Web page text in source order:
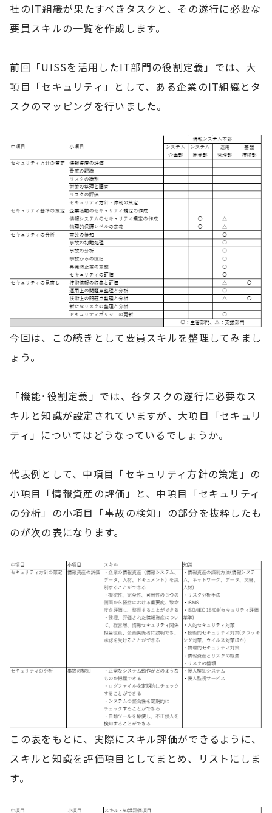
社のIT組織が果たすべきタスクと、その遂行に必要な
要員スキルの一覧を作成します。
前回「UISSを活用したIT部門の役割定義」では、大
項目「セキュリティ」として、ある企業のIT組織とタ
スクのマッピングを行いました。
今回は、この続きとして要員スキルを整理してみまし
ょう。
「機能･役割定義」では、各タスクの遂行に必要なス
キルと知識が設定されていますが、大項目「セキュリ
ティ」についてはどうなっているでしょうか。
代表例として、中項目「セキュリティ方針の策定」の
小項目「情報資産の評価」と、中項目「セキュリティ
の分析」の小項目「事故の検知」の部分を抜粋したも
のが次の表になります。
この表をもとに、実際にスキル評価ができるように、
スキルと知識を評価項目としてまとめ、リストにしま
す。